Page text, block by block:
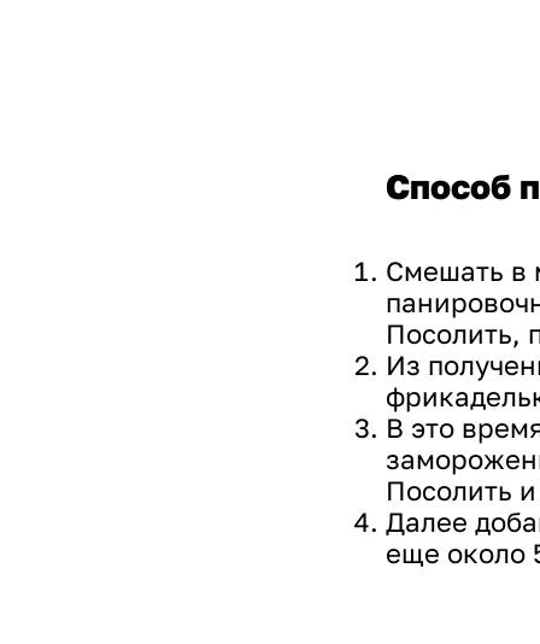
Способ
Смешать в
Посолить,
Из
В это
Посолить
Далее
еще около